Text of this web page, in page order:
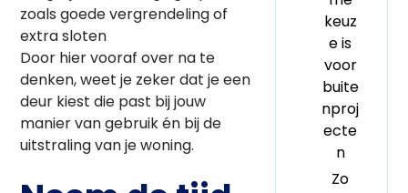
zoals goede vergrendeling of
extra sloten
Door hier vooraf over na te
denken, weet je zeker dat je een
deur kiest die past bij jouw
manier van gebruik én bij de
uitstraling van je woning.
keuz
e is
voor
buite
nproj
ecte
n
Zo